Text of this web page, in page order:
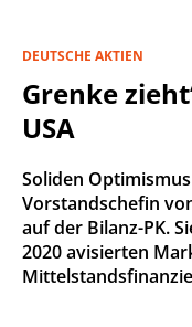
DEUTSCHE AKTIEN
Grenke
USA
Soliden
Vorstandschefin
auf der Bilanz-PK.
2020 avisierten